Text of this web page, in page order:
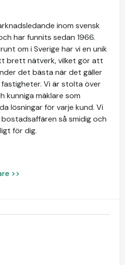
inom svensk
har funnits sedan 1966.
om i Sverige har vi en unik
brett nätverk, vilket gör att
det bästa när det gäller
Vi är stolta över
kunniga mäklare som
lösningar för varje kund. Vi
så smidig och
för dig.
>>